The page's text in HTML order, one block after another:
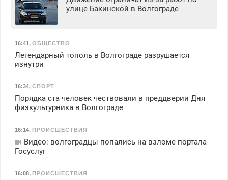
улице Бакинской в Волгограде
16:41, ОБЩЕСТВО
Легендарный тополь в Волгограде разрушается
изнутри
16:34, СПОРТ
Порядка ста человек чествовали в преддверии Дня
физкультурника в Волгограде
16:14, ПРОИСШЕСТВИЯ
Видео: волгоградцы попались на взломе портала
Госуслуг
16:08, ПРОИСШЕСТВИЯ